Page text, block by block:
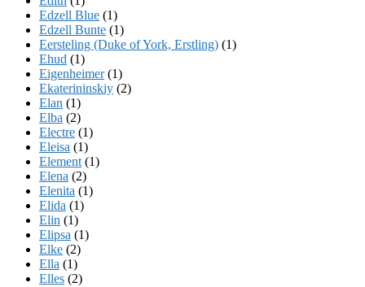
Edzell Blue (1)
Edzell Bunte (1)
Eersteling (Duke of York, Erstling) (1)
Ehud (1)
Eigenheimer(1)
Ekaterininskiy (2)
Elan (1)
Elba (2)
Electre (1)
Eleisa (1)
Element (1)
Elena (2)
Elenita (1)
Elida (1)
Elin (1)
Elipsa (1)
Elke (2)
Ella (1)
Elles (2)